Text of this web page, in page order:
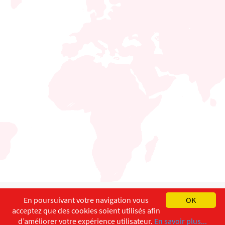
English Français
Copyright ©ISEC-AdW Impressum
OK
En poursuivant votre navigation vous
acceptez que des cookies soient utilisés afin
d’améliorer votre expérience utilisateur. En savoir plus...